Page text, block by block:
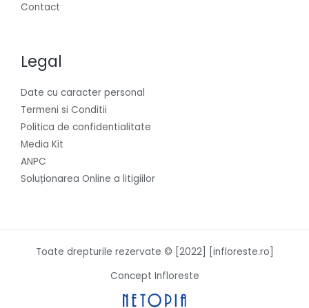
Contact
Legal
Date cu caracter personal
Termeni si Conditii
Politica de confidentialitate
Media Kit
ANPC
Soluționarea Online a litigiilor
Toate drepturile rezervate © [2022] [infloreste.ro]
Concept Infloreste